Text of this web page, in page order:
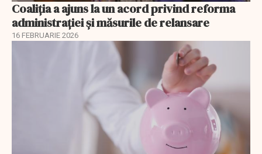
Coaliția a ajuns la un acord privind reforma
administrației și măsurile de relansare
16 FEBRUARIE 2026